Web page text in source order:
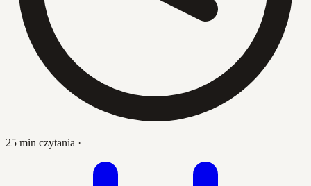
25 min czytania ·